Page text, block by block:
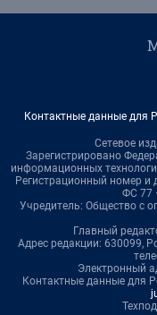
Контактные данные для
Сетевое
Зарегистрировано
информационных
Регистрационный номер и
ФС 77
Учредитель: Общество с
Главный
Адрес редакции: 630099,
Электронный
Контактные данные для